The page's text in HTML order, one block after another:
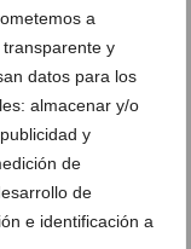
a
y
datos para los
almacenar y/o
y
de
de
e identificación a